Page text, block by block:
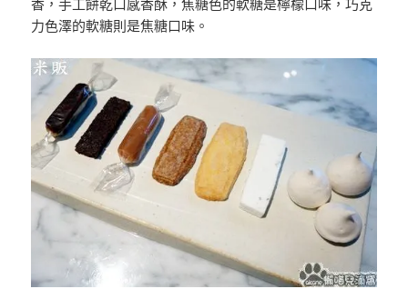
力色澤的軟糖則是焦糖口味。